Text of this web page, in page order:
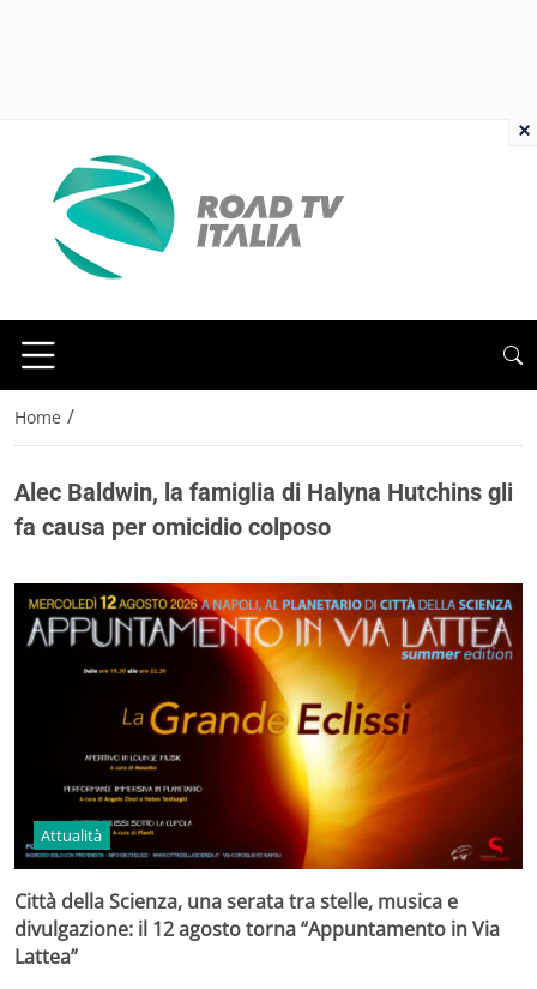
Home /
Alec Baldwin, la famiglia di Halyna Hutchins gli
fa causa per omicidio colposo
Attualità
Città della Scienza, una serata tra stelle, musica e
divulgazione: il 12 agosto torna “Appuntamento in Via
Lattea”
×